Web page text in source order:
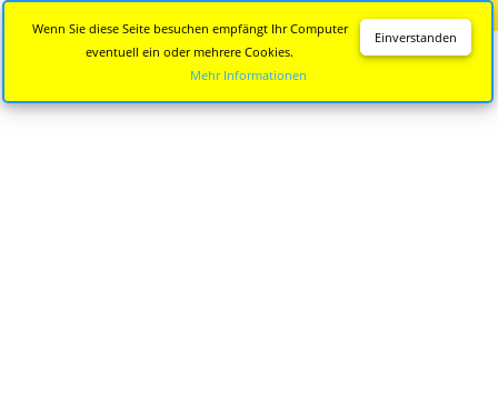
Einverstanden
Wenn Sie diese Seite besuchen empfängt Ihr Computer
eventuell ein oder mehrere Cookies.
Mehr Informationen